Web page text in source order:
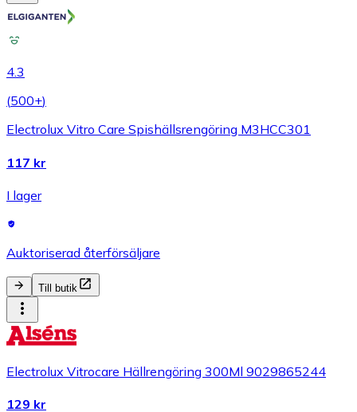
4.3
(500+)
Electrolux Vitro Care Spishällsrengöring M3HCC301
117 kr
I lager
Auktoriserad återförsäljare
Till butik
Electrolux Vitrocare Hällrengöring 300Ml 9029865244
129 kr